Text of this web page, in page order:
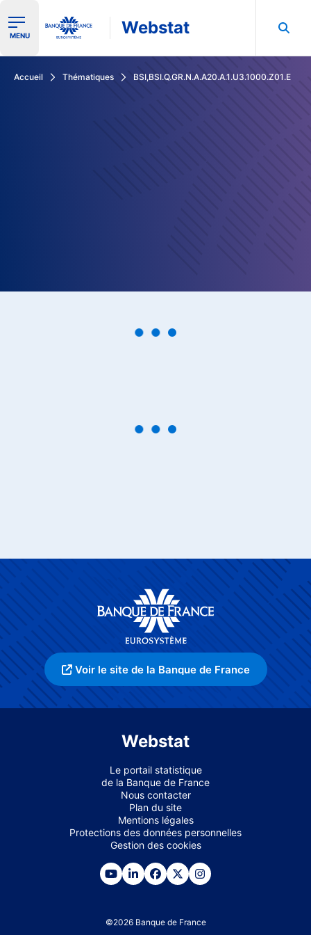
Ouvrir le menu de navigation
MENU Webstat
Accueil Thématiques BSI,BSI.Q.GR.N.A.A20.A.1.U3.1000.Z01.E
Voir le site de la Banque de France
Webstat
Le portail statistique
de la Banque de France
Nous contacter
Plan du site
Mentions légales
Protections des données personnelles
Gestion des cookies
©2026 Banque de France